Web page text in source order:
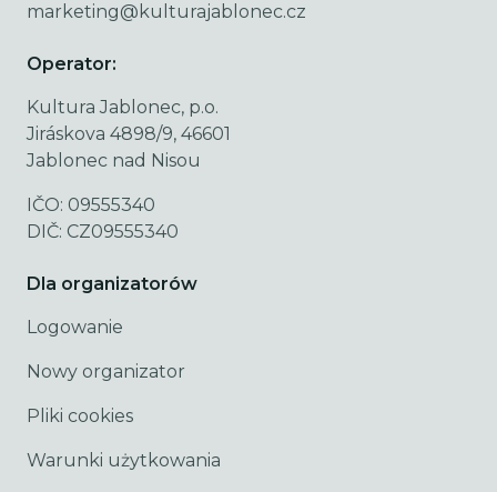
marketing@kulturajablonec.cz
Operator:
Kultura Jablonec, p.o.
Jiráskova 4898/9, 46601
Jablonec nad Nisou
IČO: 09555340
DIČ: CZ09555340
Dla organizatorów
Logowanie
Nowy organizator
Pliki cookies
Warunki użytkowania